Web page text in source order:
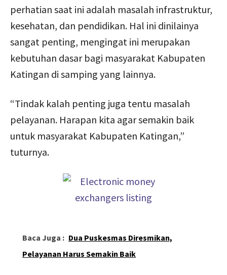
perhatian saat ini adalah masalah infrastruktur,
kesehatan, dan pendidikan. Hal ini dinilainya
sangat penting, mengingat ini merupakan
kebutuhan dasar bagi masyarakat Kabupaten
Katingan di samping yang lainnya.
“Tindak kalah penting juga tentu masalah
pelayanan. Harapan kita agar semakin baik
untuk masyarakat Kabupaten Katingan,”
tuturnya.
Baca Juga : Dua Puskesmas Diresmikan,
Pelayanan Harus Semakin Baik